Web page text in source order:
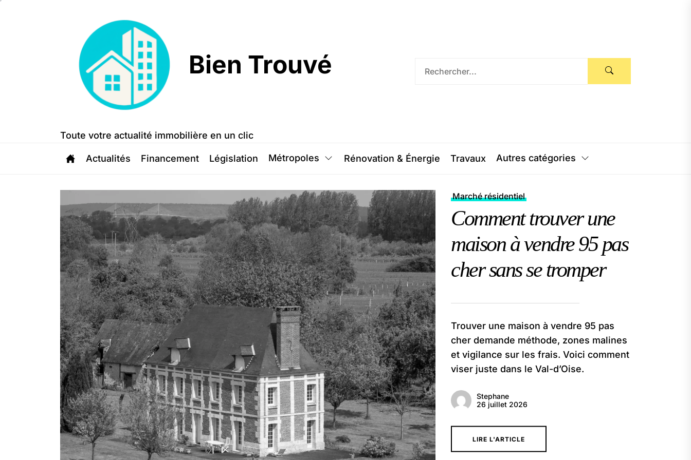
Bien
Trouvé
Bien Trouvé
Toute votre actualité immobilière en un clic
Actualités Financement Législation Métropoles Rénovation & Énergie Travaux Autres catégories
Marché résidentiel
Comment trouver une
maison à vendre 95 pas
cher sans se tromper
Trouver une maison à vendre 95 pas
cher demande méthode, zones malines
et vigilance sur les frais. Voici comment
viser juste dans le Val-d’Oise.
Stephane
26 juillet 2026
LIRE L'ARTICLE